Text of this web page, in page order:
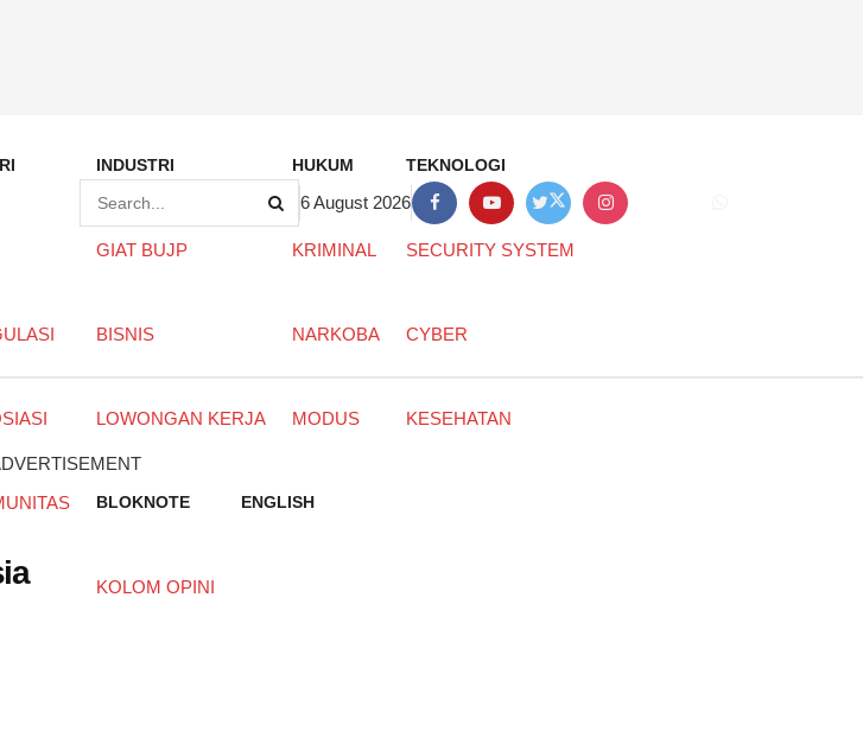
6 August 2026
INDUSTRI
GIAT BUJP
BISNIS
LOWONGAN KERJA
HUKUM
KRIMINAL
NARKOBA
MODUS
TEKNOLOGI
SECURITY SYSTEM
CYBER
KESEHATAN
BLOKNOTE
KOLOM OPINI
ENGLISH